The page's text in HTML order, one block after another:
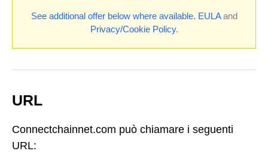
See additional offer below where available. EULAand
Privacy/Cookie Policy.
URL
Connectchainnet.com può chiamare i seguenti
URL: